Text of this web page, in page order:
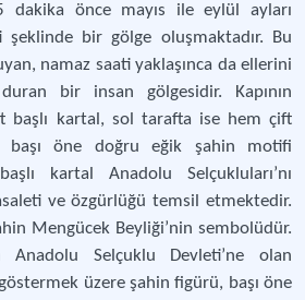
dakika önce mayıs ile eylül ayları
şeklinde bir gölge oluşmaktadır. Bu
namaz saati yaklaşınca da ellerini
bir insan gölgesidir. Kapının
başlı kartal, sol tarafta ise hem çift
başı öne doğru eğik şahin motifi
kartal Anadolu Selçukluları’nı
ve özgürlüğü temsil etmektedir.
Mengücek Beyliği’nin sembolüdür.
Anadolu Selçuklu Devleti’ne olan
göstermek üzere şahin figürü, başı öne